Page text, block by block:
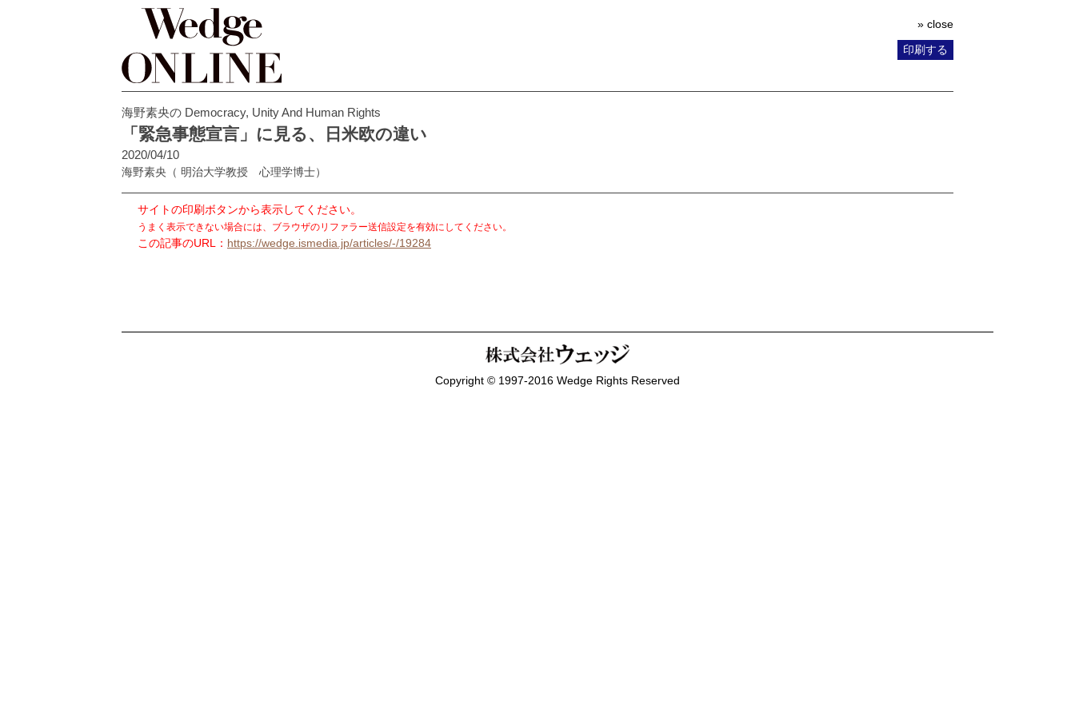
» close
印刷する
海野素央の Democracy, Unity And Human Rights
「緊急事態宣言」に見る、日米欧の違い
2020/04/10
海野素央 （ 明治大学教授 心理学博士）
サイトの印刷ボタンから表示してください。
うまく表示できない場合には、ブラウザのリファラー送信設定を有効にしてください。
この記事のURL： https://wedge.ismedia.jp/articles/-/19284
Copyright © 1997-2016 Wedge Rights Reserved